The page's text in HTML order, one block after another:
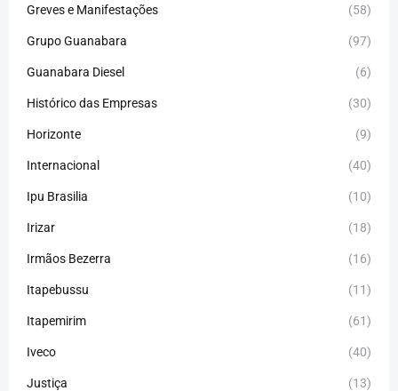
Greves e Manifestações (58)
Grupo Guanabara (97)
Guanabara Diesel (6)
Histórico das Empresas (30)
Horizonte (9)
Internacional (40)
Ipu Brasilia (10)
Irizar (18)
Irmãos Bezerra (16)
Itapebussu (11)
Itapemirim (61)
Iveco (40)
Justiça (13)